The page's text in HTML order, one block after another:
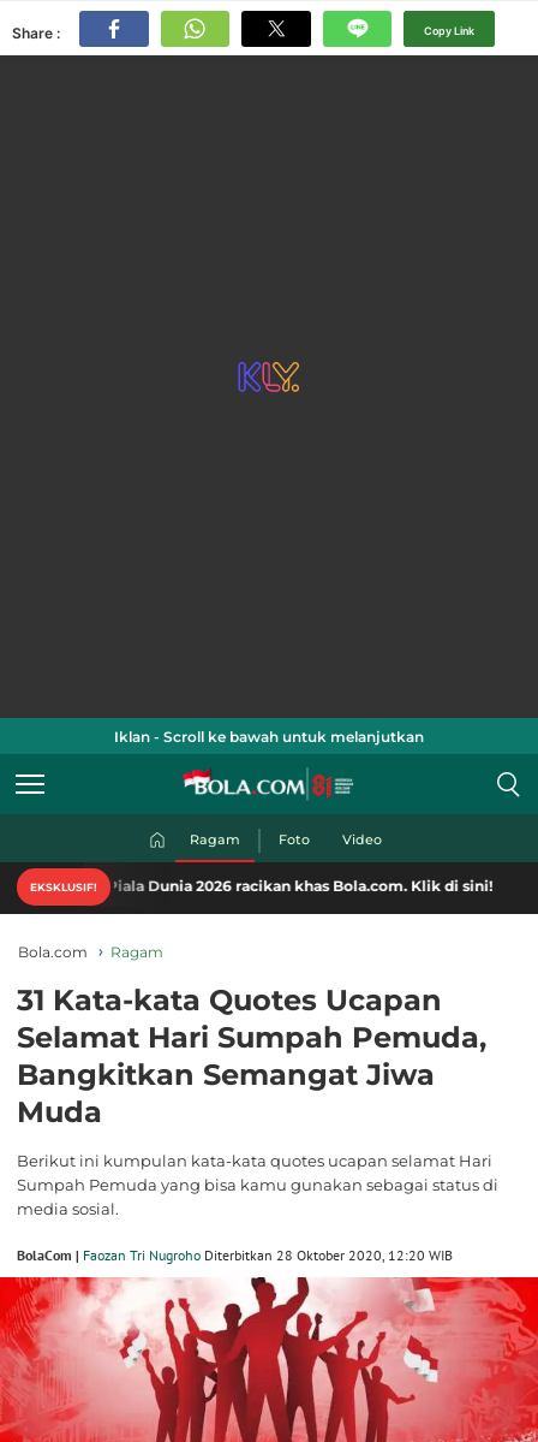
Share : Copy Link
Iklan - Scroll ke bawah untuk melanjutkan
Ragam Foto Video
EKSKLUSIF!
Dunia 2026 racikan khas Bola.com. Klik di sini!
Bola.com Ragam
31 Kata-kata Quotes Ucapan
Selamat Hari Sumpah Pemuda,
Bangkitkan Semangat Jiwa
Muda
Berikut ini kumpulan kata-kata quotes ucapan selamat Hari
Sumpah Pemuda yang bisa kamu gunakan sebagai status di
media sosial.
BolaCom | Faozan Tri Nugroho Diterbitkan 28 Oktober 2020, 12:20 WIB